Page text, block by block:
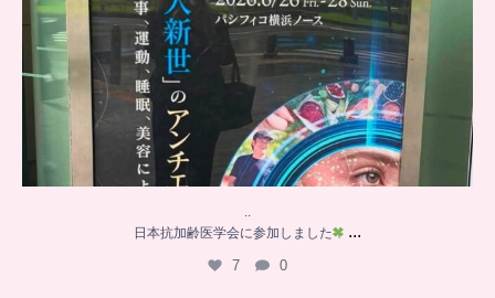
..
日本抗加齢医学会に参加しました
...
7 0